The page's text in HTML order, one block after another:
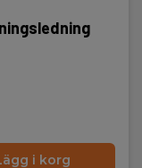
i korg